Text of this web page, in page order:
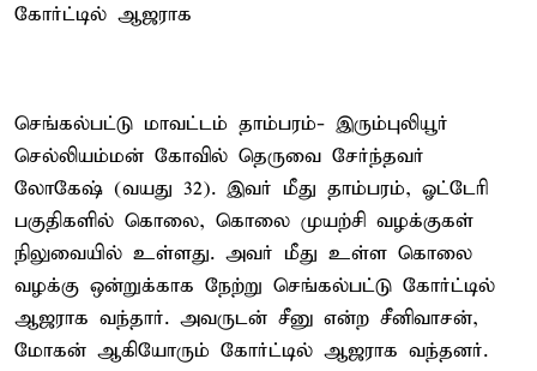
கோர்ட்டில் ஆஜராக
செங்கல்பட்டு மாவட்டம் தாம்பரம்- இரும்புலியூர்
செல்லியம்மன் கோவில் தெருவை சேர்ந்தவர்
லோகேஷ் (வயது 32). இவர் மீது தாம்பரம், ஓட்டேரி
பகுதிகளில் கொலை, கொலை முயற்சி வழக்குகள்
நிலுவையில் உள்ளது. அவர் மீது உள்ள கொலை
வழக்கு ஒன்றுக்காக நேற்று செங்கல்பட்டு கோர்ட்டில்
ஆஜராக வந்தார். அவருடன் சீனு என்ற சீனிவாசன்,
மோகன் ஆகியோரும் கோர்ட்டில் ஆஜராக வந்தனர்.